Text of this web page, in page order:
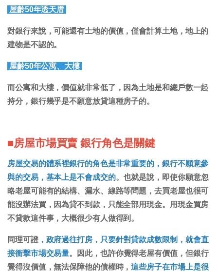
屋齡50年透天厝
對銀行來說，可能還有土地的價值，僅會計算土地，地上的
建物是不認的。
屋齡50年公寓、大樓
而公寓和大樓，價值就非常低了，因為土地是和總戶數一起
持分，銀行幾乎是不願意放貸這種房子的。
■房屋市場買賣 銀行角色是關鍵
房屋交易的體系裡銀行的角色是非常重要的，銀行不願意參
與的交易，基本上是不會成交的。也就是說，即使你願意忽
略老屋可能有的結構、漏水、線路等問題，去買老屋也很可
能沒辦法買，因為貸不到款，只能全部用現金。用現金買房
不貸款這件事，大概很少有人做得到。
同理可證， 政府過往打房，只要針對貸款成數限制，就會直
接衝擊市場交易量。因此，也許你覺得老屋有價值，但銀行
覺得沒價值，無法保障他的債權時，這些房子在市場上是很